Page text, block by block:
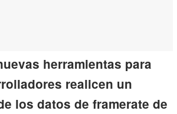
herramientas para
realicen un
los datos de framerate de